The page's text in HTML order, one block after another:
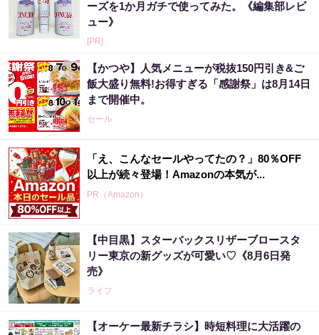
ーズを1か月ガチで使ってみた。《編集部レビ
ュー》
[PR]
【かつや】人気メニューが税抜150円引き&ご
飯大盛り無料!お得すぎる「感謝祭」は8月14日
まで開催中。
セール
「え、こんなセールやってたの？」80％OFF
以上が続々登場！Amazonの本気が...
PR（Amazon）
【中目黒】スターバックスリザーブロースタ
リー東京の新グッズが可愛い♡《8月6日発
売》
ライフ
【オーケー最新チラシ】時短料理に大活躍の